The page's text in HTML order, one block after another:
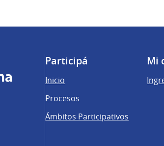
Participá
Inicio
Procesos
Ámbitos Participativos
Mi